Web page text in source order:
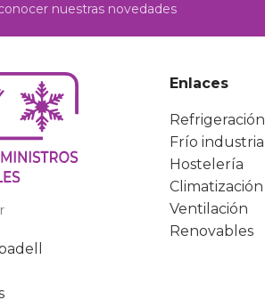
nuestras novedades
Enlaces
Refrigeración
Frío industrial
Hostelería
Climatización
Ventilación
Renovables